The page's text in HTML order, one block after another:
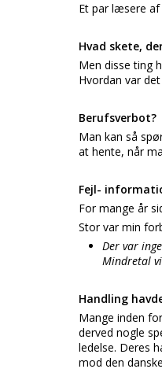
Et par læsere
Hvad skete,
Men disse ting
Hvordan var
Berufsverbot?
Man kan så
at hente, når
Fejl-
For mange år
Stor var min
Der var
Mindretal
Handling
Mange inden
derved nogle
ledelse. Deres
mod den